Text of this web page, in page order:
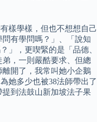
樣學樣，但也不想想自己
有學問嗎？」、「說知
」，更喫緊的是「品德、
，一則嚴酷要求、但總
開了，我常叫她小企鵝
她多少也被38法師帶出了
到法鼓山新加坡法子果